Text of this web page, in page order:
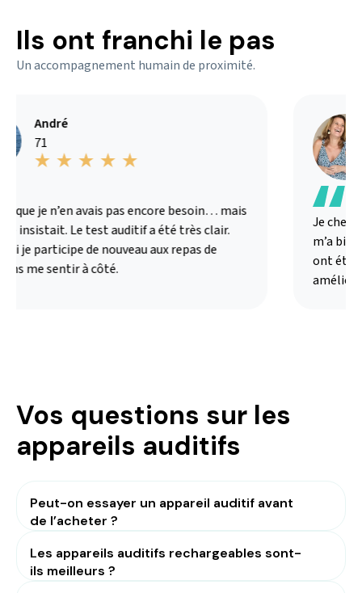
Ils ont franchi le pas
Un accompagnement humain de proximité.
André
71
que je n’en avais pas encore besoin… mais
insistait. Le test auditif a été très clair.
je participe de nouveau aux repas de
me sentir à côté.
Je
m’a
ont été
Vos questions sur les
appareils auditifs
Peut-on essayer un appareil auditif avant
de l’acheter ?
Les appareils auditifs rechargeables sont-
ils meilleurs ?